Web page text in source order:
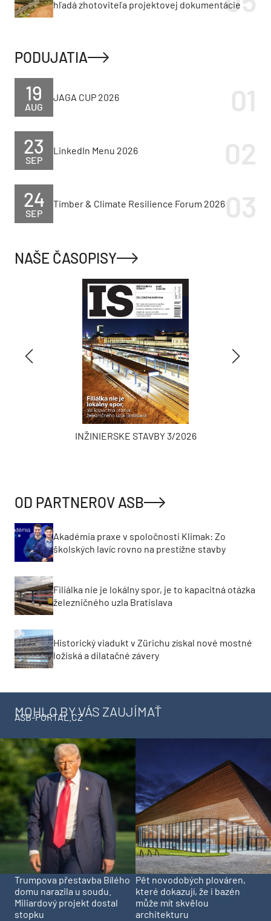
hľadá zhotoviteľa projektovej dokumentácie
PODUJATIA
AUG
19 JAGA CUP 2026
SEP
23 LinkedIn Menu 2026
SEP
24 Timber & Climate Resilience Forum 2026
NAŠE ČASOPISY
INŽINIERSKE STAVBY 3/2026
OD PARTNEROV ASB
Akadémia praxe v spoločnosti Klimak: Zo
školských lavíc rovno na prestížne stavby
Filiálka nie je lokálny spor, je to kapacitná otázka
železničného uzla Bratislava
Historický viadukt v Zürichu získal nové mostné
ložiská a dilatačné závery
MOHLO BY VÁS ZAUJÍMAŤ
ASB-PORTAL.CZ
Trumpova přestavba Bílého
domu narazila u soudu.
Miliardový projekt dostal
stopku
Pět novodobých plováren,
které dokazují, že i bazén
může mít skvělou
architekturu